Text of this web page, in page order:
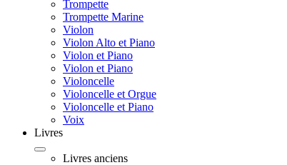
Trompette
Trompette Marine
Violon
Violon Alto et Piano
Violon et Piano
Violon et Piano
Violoncelle
Violoncelle et Orgue
Violoncelle et Piano
Voix
Livres
Livres anciens